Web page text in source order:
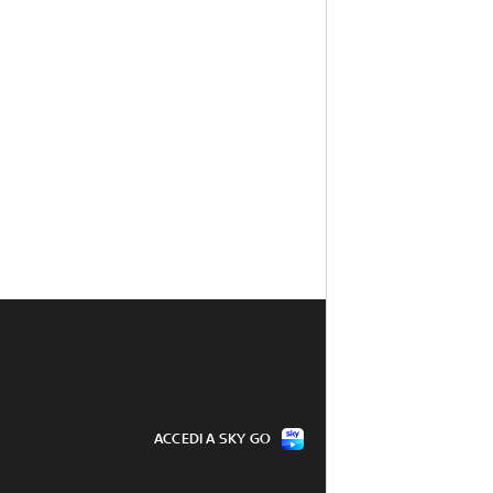
ACCEDI A SKY GO